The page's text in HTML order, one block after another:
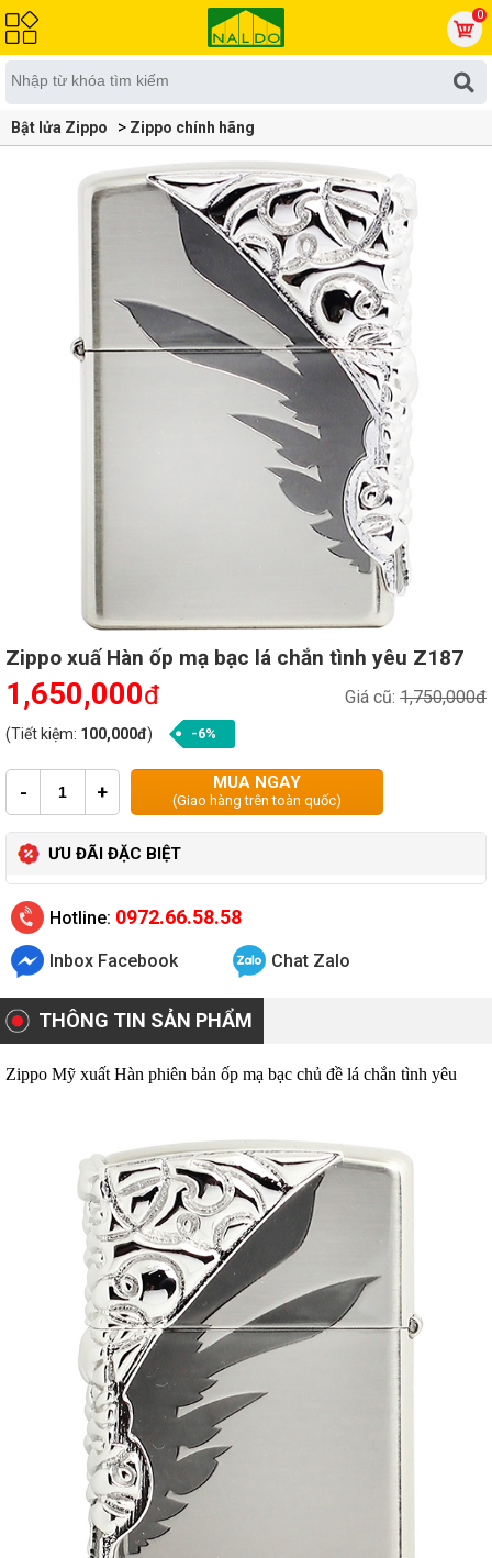
0
Bật lửa Zippo Zippo chính hãng
Zippo xuấ Hàn ốp mạ bạc lá chắn tình yêu Z187
Giá cũ: 1,750,000đ
1,650,000đ
(Tiết kiệm: 100,000đ) -6%
- + MUA NGAY
(Giao hàng trên toàn quốc)
ƯU ĐÃI ĐẶC BIỆT
Hotline: 0972.66.58.58
Inbox Facebook Chat Zalo
THÔNG TIN SẢN PHẨM
Zippo Mỹ xuất Hàn phiên bản ốp mạ bạc chủ đề lá chắn tình yêu